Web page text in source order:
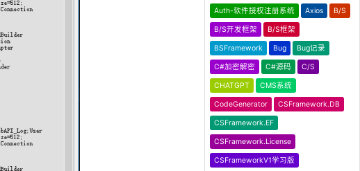
Auth-软件授权注册系统 Axios B/S
B/S开发框架 B/S框架
BSFramework Bug Bug记录
C#加密解密 C#源码 C/S
CHATGPT CMS系统
CodeGenerator CSFramework.DB
CSFramework.EF
CSFramework.License
CSFrameworkV1学习版